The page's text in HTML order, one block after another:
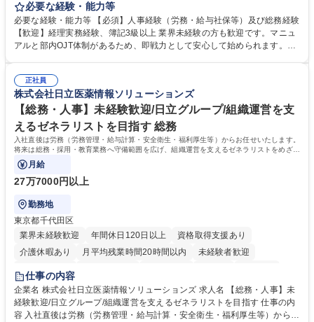
をお任せします。 労務と総務の業務をバランスよく担当し、ゆくゆくは制
度改定などのコア業務にも挑戦できる、やりがいある環境です。 ■勤怠管
理、給与計算、社会保険手続き、年末調整等の労務管理全般 ■入退社手続
き、社内規定の改定や人事制度改定などのコア業務 ■社内イベントの企画
でも質問・相談できる環境が整っているため、安心して成長できます。 募
集職種 【森ビルG】人事・総務◆賞与5ヶ月◆年休120日◆残業少なめ◆
リモート可
必要な経験・能力等
必要な経験・能力等 【必須】人事経験（労務・給与社保等）及び総務経験
【歓迎】経理実務経験、簿記3級以上 業界未経験の方も歓迎です。マニュ
アルと部内OJT体制があるため、即戦力として安心して始められます。
務に挑戦できるため、自身の成長と組織への貢献度をダイレクトに実感で
きます。 残業少なめ、週1日リモート可など、ワークライフバランスを保
ち長期活躍できる環境です。 「これまでの幅広い経験を活かし、長期的な
キャリアを築きたい」という前向きな意欲と挑戦を全力で応援します。 学
歴・資格 学歴：大学院 大学 高専 短大 専修学校 高校 語学力： 資格：日商
簿記検定1級 日商簿記検定2級 日商簿記検定3級
正社員
株式会社日立医薬情報ソリューションズ
【総務・人事】未経験歓迎/日立グループ/組織運営を支
えるゼネラリストを目指す 総務
入社直後は労務（労務管理・給与計算・安全衛生・福利厚生等）からお任せいたします。
将来は総務・採用・教育業務へ守備範囲を広げ、組織運営を支えるゼネラリストをめざせ
ます。
月給
27万7000円以上
勤務地
東京都千代田区
業界未経験歓迎
年間休日120日以上
資格取得支援あり
介護休暇あり
月平均残業時間20時間以内
未経験者歓迎
住宅手当あり
育休あり
完全週休2日制 交通費支給 土日祝休み 寮・社宅あり
仕事の内容
企業名 株式会社日立医薬情報ソリューションズ 求人名 【総務・人事】未
経験歓迎/日立グループ/組織運営を支えるゼネラリストを目指す 仕事の内
容 入社直後は労務（労務管理・給与計算・安全衛生・福利厚生等）からお